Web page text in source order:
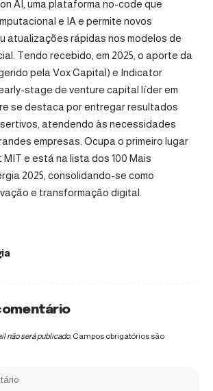
AI, uma plataforma no-code que
e IA e permite novos
atualizações rápidas nos modelos de
Tendo recebido, em 2025, o aporte da
pela Vox Capital) e Indicator
stage de venture capital líder em
se destaca por entregar resultados
atendendo às necessidades
empresas. Ocupa o primeiro lugar
MIT e está na lista dos 100 Mais
2025, consolidando-se como
e transformação digital.
não será publicado. Campos obrigatórios são